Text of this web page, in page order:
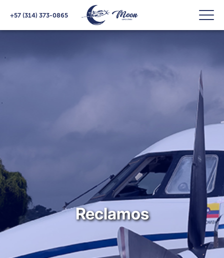
+57 (314) 373-0865
Reclamos